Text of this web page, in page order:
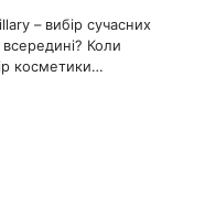
– вибір сучасних
Коли
косметики…